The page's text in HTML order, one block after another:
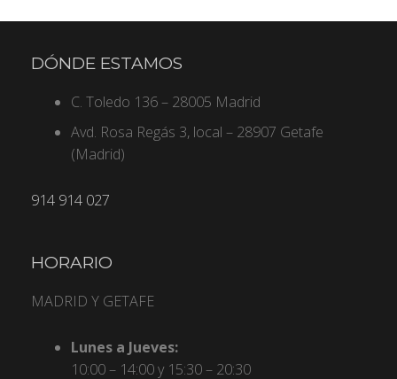
DÓNDE ESTAMOS
C. Toledo 136 – 28005 Madrid
Avd. Rosa Regás 3, local – 28907 Getafe
(Madrid)
914 914 027
HORARIO
MADRID Y GETAFE
Lunes a Jueves:
10:00 – 14:00 y 15:30 – 20:30